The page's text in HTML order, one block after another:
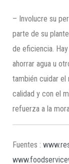
– Involucre su
parte de su
de eficiencia.
ahorrar agua u
también cuidar
calidad y con el
refuerza a la
Fuentes :